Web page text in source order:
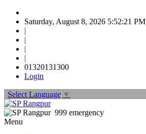
Saturday, August 8, 2026 5:52:23 PM
|
|
|
|
01320131300
Login
Select Language ▼
999 emergency
Menu